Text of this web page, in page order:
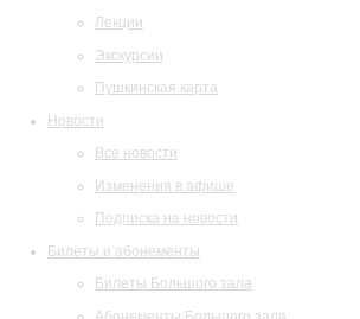
Лекции
Экскурсии
Пушкинская карта
Новости
Все новости
Изменения в афише
Подписка на новости
Билеты и абонементы
Билеты Большого зала